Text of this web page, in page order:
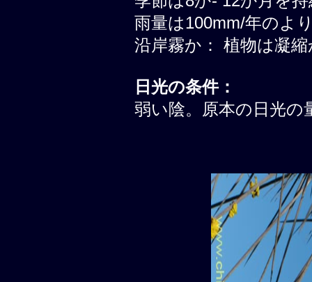
雨量は100mm/年のよ
沿岸霧か： 植物は凝
日光の条件：
弱い陰。原本の日光の